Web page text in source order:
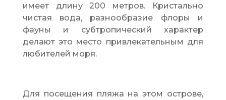
имеет длину 200 метров. Кристально
чистая вода, разнообразие флоры и
фауны и субтропический характер
делают это место привлекательным для
любителей моря.
Для посещения пляжа на этом острове,